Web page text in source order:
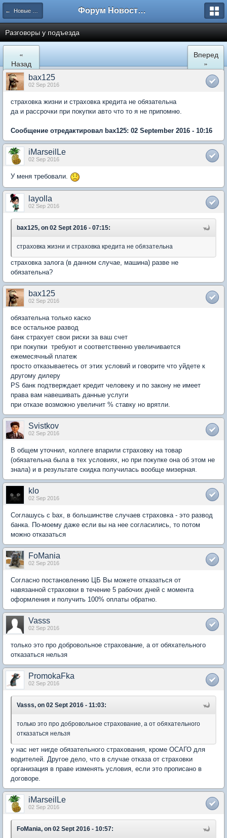
← Новые Водники Форум Новостройки
Разговоры у подъезда
«
Назад
Вперед
»
bax125
02 Sep 2016
страховка жизни и страховка кредита не обязательна
да и рассрочки при покупки авто что то я не припомню.
Сообщение отредактировал bax125: 02 September 2016 - 10:16
iMarseilLe
02 Sep 2016
У меня требовали.
layolla
02 Sep 2016
bax125, on 02 Sept 2016 - 07:15:
страховка жизни и страховка кредита не обязательна
страховка залога (в данном случае, машина) разве не
обязательна?
bax125
02 Sep 2016
обязательна только каско
все остальное развод
банк страхует свои риски за ваш счет
при покупки требуют и соответственно увеличивается
ежемесячный платеж
просто отказываетесь от этих условий и говорите что уйдете к
другому дилеру
PS банк подтверждает кредит человеку и по закону не имеет
права вам навешивать данные услуги
при отказе возможно увеличит % ставку но врятли.
Svistkov
02 Sep 2016
В общем уточнил, коллеге впарили страховку на товар
(обязательна была в тех условиях, но при покупке она об этом не
знала) и в результате скидка получилась вообще мизерная.
klo
02 Sep 2016
Соглашусь с bax, в большинстве случаев страховка - это развод
банка. По-моему даже если вы на нее согласились, то потом
можно отказаться
FoMania
02 Sep 2016
Согласно постановлению ЦБ Вы можете отказаться от
навязанной страховки в течение 5 рабочих дней с момента
оформления и получить 100% оплаты обратно.
Vasss
02 Sep 2016
только это про добровольное страхование, а от обяхательного
отказаться нельзя
PromokaFka
02 Sep 2016
Vasss, on 02 Sept 2016 - 11:03:
только это про добровольное страхование, а от обяхательного
отказаться нельзя
у нас нет нигде обязательного страхования, кроме ОСАГО для
водителей. Другое дело, что в случае отказа от страховки
организация в праве изменять условия, если это прописано в
договоре.
iMarseilLe
02 Sep 2016
FoMania, on 02 Sept 2016 - 10:57: